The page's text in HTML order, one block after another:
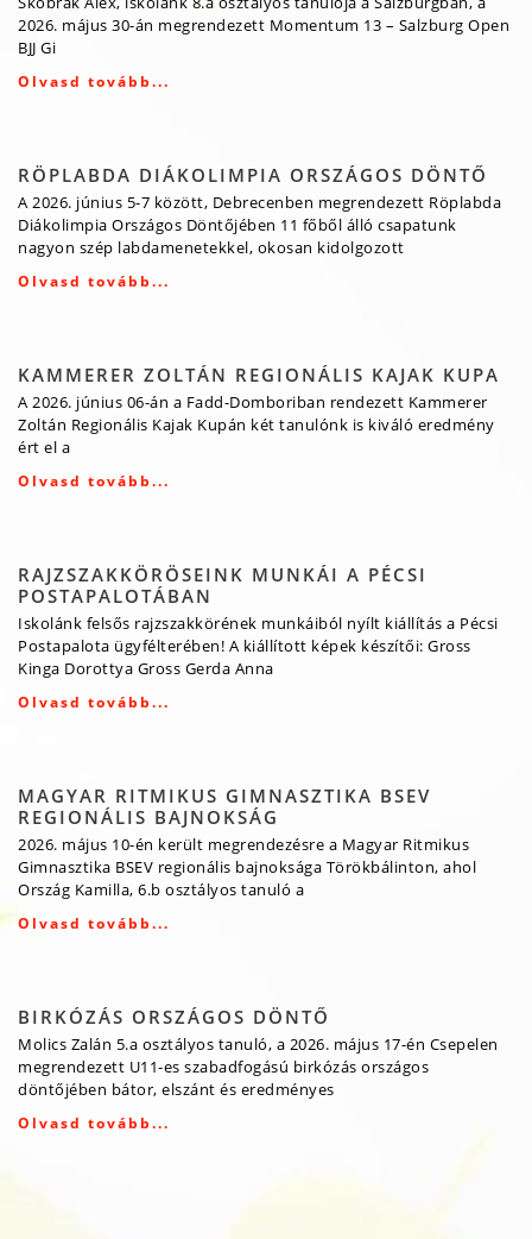
2026. május 30-án megrendezett Momentum 13 – Salzburg Open
BJJ Gi
Olvasd tovább...
RÖPLABDA DIÁKOLIMPIA ORSZÁGOS DÖNTŐ
A 2026. június 5-7 között, Debrecenben megrendezett Röplabda
Diákolimpia Országos Döntőjében 11 főből álló csapatunk
nagyon szép labdamenetekkel, okosan kidolgozott
Olvasd tovább...
KAMMERER ZOLTÁN REGIONÁLIS KAJAK KUPA
A 2026. június 06-án a Fadd-Domboriban rendezett Kammerer
Zoltán Regionális Kajak Kupán két tanulónk is kiváló eredmény
ért el a
Olvasd tovább...
RAJZSZAKKÖRÖSEINK MUNKÁI A PÉCSI
POSTAPALOTÁBAN
Iskolánk felsős rajzszakkörének munkáiból nyílt kiállítás a Pécsi
Postapalota ügyfélterében! A kiállított képek készítői: Gross
Kinga Dorottya Gross Gerda Anna
Olvasd tovább...
MAGYAR RITMIKUS GIMNASZTIKA BSEV
REGIONÁLIS BAJNOKSÁG
2026. május 10-én került megrendezésre a Magyar Ritmikus
Gimnasztika BSEV regionális bajnoksága Törökbálinton, ahol
Ország Kamilla, 6.b osztályos tanuló a
Olvasd tovább...
BIRKÓZÁS ORSZÁGOS DÖNTŐ
Molics Zalán 5.a osztályos tanuló, a 2026. május 17-én Csepelen
megrendezett U11-es szabadfogású birkózás országos
döntőjében bátor, elszánt és eredményes
Olvasd tovább...